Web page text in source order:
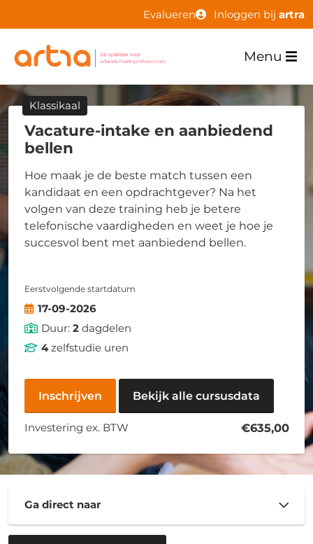
Evalueren Inloggen bij artra
Menu
Klassikaal
Vacature-intake en aanbiedend
bellen
Hoe maak je de beste match tussen een
kandidaat en een opdrachtgever? Na het
volgen van deze training heb je betere
telefonische vaardigheden en weet je hoe je
succesvol bent met aanbiedend bellen.
Eerstvolgende startdatum
17-09-2026
Duur: 2dagdelen
4zelfstudie uren
Inschrijven Bekijk alle cursusdata
Investering ex. BTW €635,00
Ga direct naar